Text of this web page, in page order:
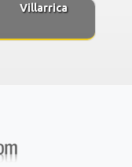
Villarrica